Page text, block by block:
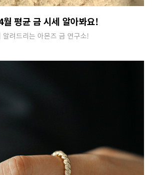
평균 금 시세 알아봐요!
려드리는 아몬즈 금 연구소!